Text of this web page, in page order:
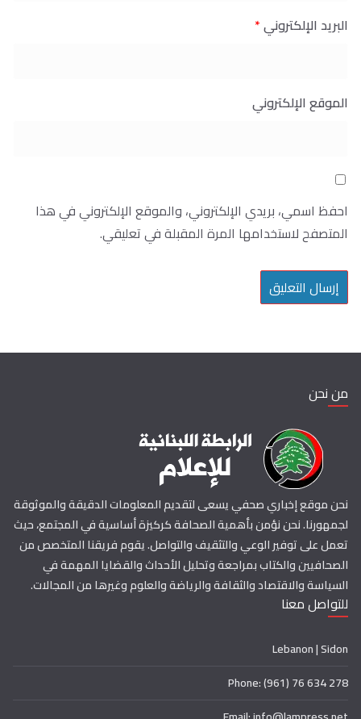
البريد الإلكتروني*
الموقع الإلكتروني
احفظ اسمي، بريدي الإلكتروني، والموقع الإلكتروني في هذا
المتصفح لاستخدامها المرة المقبلة في تعليقي.
من نحن
نحن موقع إخباري صحفي يسعى لتقديم المعلومات الدقيقة والموثوقة
لجمهورنا. نحن نؤمن بأهمية الصحافة كركيزة أساسية في المجتمع، حيث
تعمل على توفير الوعي والتثقيف والتواصل. يقوم فريقنا المتخصص من
الصحافيين والكتاب بمراجعة وتحليل الأحداث والقضايا المهمة في
السياسة والاقتصاد والثقافة والرياضة والعلوم وغيرها من المجالات.
للتواصل معنا
Lebanon | Sidon
Phone: (961) 76 634 278